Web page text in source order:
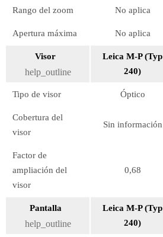
Rango del zoom No aplica
Apertura máxima No aplica
Visor
help_outline
Leica M-P (Typ
240)
Tipo de visor Óptico
Cobertura del
visor
Sin información
Factor de
ampliación del
visor
0,68
Pantalla
help_outline
Leica M-P (Typ
240)